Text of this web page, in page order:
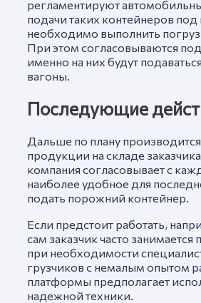
регламентируют
подачи таких контейнеров
необходимо выполнить
При этом согласовываются
именно на них будут
вагоны.
Последующие
Дальше по плану
продукции на складе
компания согласовывает с
наиболее удобное для
подать порожний контейнер.
Если предстоит работать,
сам заказчик часто
при необходимости
грузчиков с немалым опытом
платформы предполагает
надежной техники.